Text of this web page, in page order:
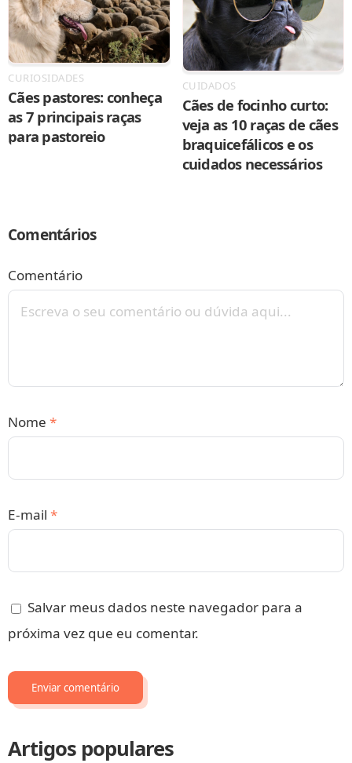
CURIOSIDADES
Cães pastores: conheça
as 7 principais raças
para pastoreio
CUIDADOS
Cães de focinho curto:
veja as 10 raças de cães
braquicefálicos e os
cuidados necessários
Comentários
Comentário
Nome *
E-mail *
Salvar meus dados neste navegador para a
próxima vez que eu comentar.
Artigos populares